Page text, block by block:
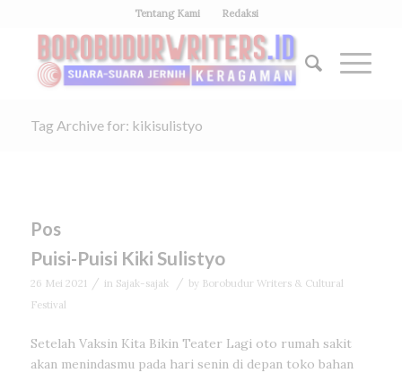
Tentang Kami Redaksi
Tag Archive for: kikisulistyo
Pos
Puisi-Puisi Kiki Sulistyo
26 Mei 2021 / in Sajak-sajak / by Borobudur Writers & Cultural
Festival
Setelah Vaksin Kita Bikin Teater Lagi oto rumah sakit
akan menindasmu pada hari senin di depan toko bahan